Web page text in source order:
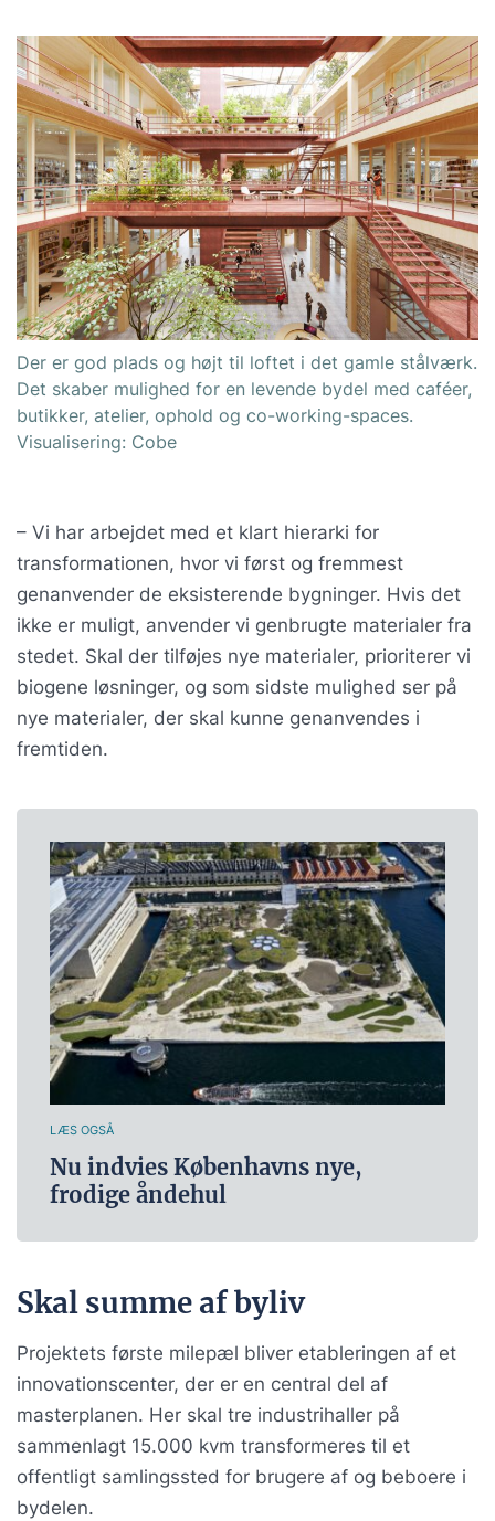
Der er god plads og højt til loftet i det gamle stålværk.
Det skaber mulighed for en levende bydel med caféer,
butikker, atelier, ophold og co-working-spaces.
Visualisering: Cobe
– Vi har arbejdet med et klart hierarki for
transformationen, hvor vi først og fremmest
genanvender de eksisterende bygninger. Hvis det
ikke er muligt, anvender vi genbrugte materialer fra
stedet. Skal der tilføjes nye materialer, prioriterer vi
biogene løsninger, og som sidste mulighed ser på
nye materialer, der skal kunne genanvendes i
fremtiden.
LÆS OGSÅ
Nu indvies Københavns nye,
frodige åndehul
Skal summe af byliv
Projektets første milepæl bliver etableringen af et
innovationscenter, der er en central del af
masterplanen. Her skal tre industrihaller på
sammenlagt 15.000 kvm transformeres til et
offentligt samlingssted for brugere af og beboere i
bydelen.